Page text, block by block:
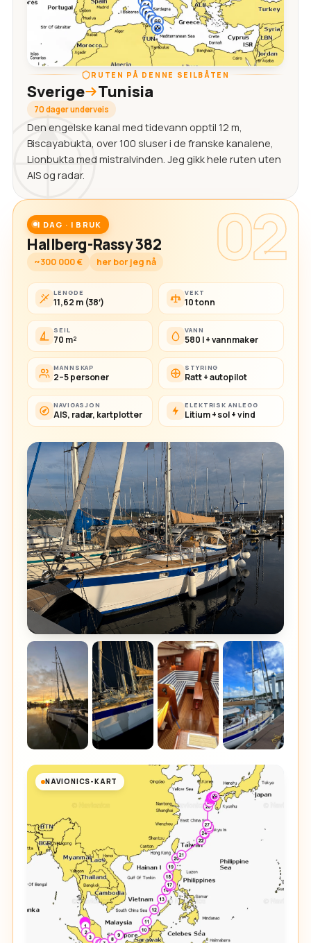
RUTEN PÅ DENNE SEILBÅTEN
Sverige Tunisia
70 dager underveis
Den engelske kanal med tidevann opptil 12 m,
Biscayabukta, over 100 sluser i de franske kanalene,
Lionbukta med mistralvinden. Jeg gikk hele ruten uten
AIS og radar.
02
I DAG · I BRUK
Hallberg-Rassy 382
~300 000 € her bor jeg nå
LENGDE
11,62 m (38′)
VEKT
10 tonn
SEIL
70 m²
VANN
580 l + vannmaker
MANNSKAP
2–5 personer
STYRING
Ratt + autopilot
NAVIGASJON
AIS, radar, kartplotter
ELEKTRISK ANLEGG
Litium + sol + vind
NAVIONICS-KART